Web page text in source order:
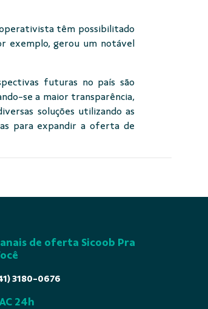
têm possibilitado
exemplo, gerou um notável
futuras no país são
se a maior transparência,
soluções utilizando as
para expandir a oferta de
de oferta Sicoob Pra
3180-0676
24h